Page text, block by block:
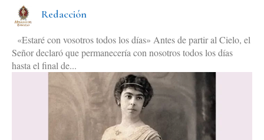
Redacción
Señor declaró que permanecería con nosotros todos los días
hasta el final de...